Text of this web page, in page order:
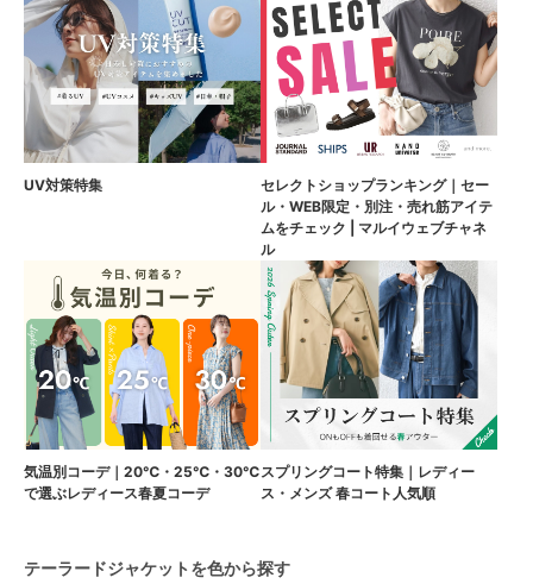
UV対策特集
セレクトショップランキング｜セー
ル・WEB限定・別注・売れ筋アイテ
ムをチェック | マルイウェブチャネ
ル
気温別コーデ｜20℃・25℃・30℃
で選ぶレディース春夏コーデ
スプリングコート特集｜レディー
ス・メンズ 春コート人気順
テーラードジャケットを色から探す